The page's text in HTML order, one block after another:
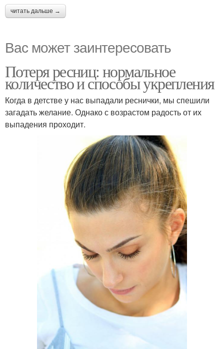
читать дальше →
Вас может заинтересовать
Потеря ресниц: нормальное
количество и способы укрепления
Когда в детстве у нас выпадали реснички, мы спешили
загадать желание. Однако с возрастом радость от их
выпадения проходит.